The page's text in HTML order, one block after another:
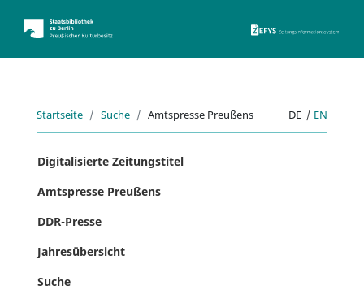
Startseite Suche Amtspresse Preußens DE | EN
Digitalisierte Zeitungstitel
Amtspresse Preußens
DDR-Presse
Jahresübersicht
Suche